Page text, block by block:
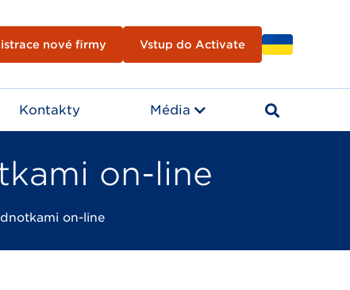
nové firmy Vstup do Activate
Kontakty Média
on-line
on-line